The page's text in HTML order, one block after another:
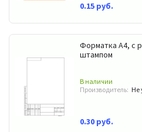
0.15 руб.
Форматка А4, с
штампом
В наличии
Производитель: Не
0.30 руб.